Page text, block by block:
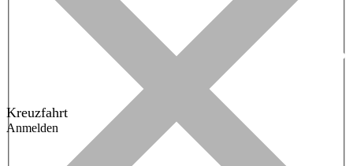
Kreuzfahrt
Anmelden